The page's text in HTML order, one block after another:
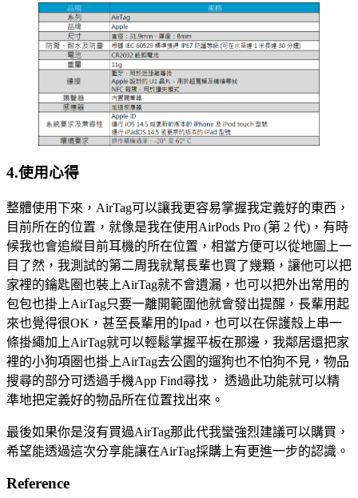
4.使用心得
整體使用下來，AirTag可以讓我更容易掌握我定義好的東西，
目前所在的位置，就像是我在使用AirPods Pro (第 2 代)，有時
候我也會追縱目前耳機的所在位置，相當方便可以從地圖上一
目了然，我測試的第二周我就幫長輩也買了幾顆，讓他可以把
家裡的鑰匙圈也裝上AirTag就不會遺漏，也可以把外出常用的
包包也掛上AirTag只要一離開範圍他就會發出提醒，長輩用起
來也覺得很OK，甚至長輩用的Ipad，也可以在保護殼上串一
條掛繩加上AirTag就可以輕鬆掌握平板在那邊，我鄰居還把家
裡的小狗項圈也掛上AirTag去公園的遛狗也不怕狗不見，物品
搜尋的部分可透過手機App Find尋找， 透過此功能就可以精
準地把定義好的物品所在位置找出來。
最後如果你是沒有買過AirTag那此代我蠻強烈建議可以購買，
希望能透過這次分享能讓在AirTag採購上有更進一步的認識。
Reference